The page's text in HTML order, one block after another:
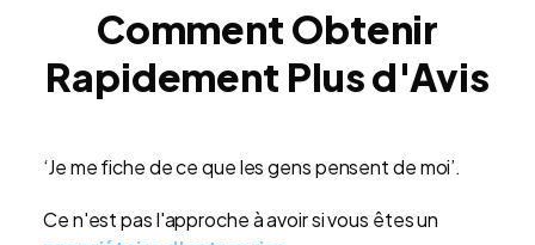
Comment Obtenir
Rapidement Plus d'Avis
‘Je me fiche de ce que les gens pensent de moi’.
Ce n'est pas l'approche à avoir si vous êtes un